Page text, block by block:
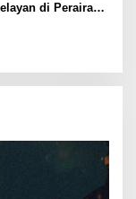
di Perairan